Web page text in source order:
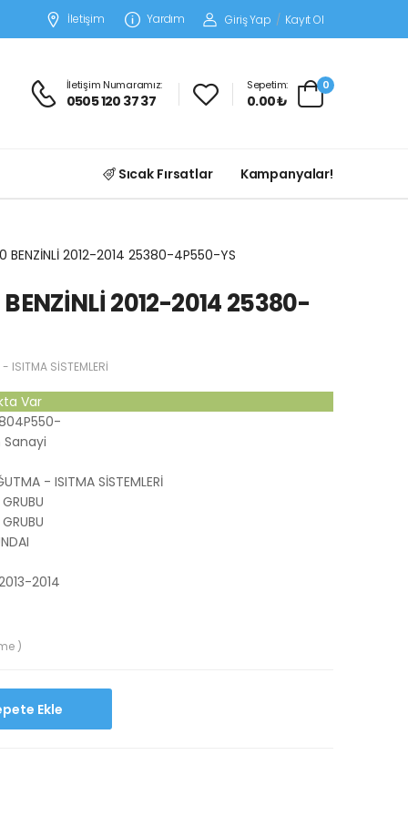
İletişim Yardım Giriş Yap / Kayıt Ol
İletişim Numaramız:
0505 120 37 37
Sepetim:
0.00 ₺
0
Sıcak Fırsatlar Kampanyalar!
BENZİNLİ 2012-2014 25380-4P550-YS
2012-2014 25380-
ISITMA SİSTEMLERİ
Var
Sanayi
- ISITMA SİSTEMLERİ
2014
)
Sepete Ekle